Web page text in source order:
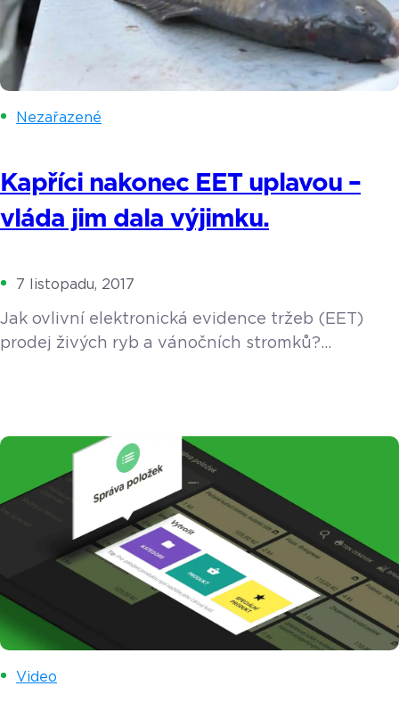
Nezařazené
Kapříci nakonec EET uplavou –
vláda jim dala výjimku.
7 listopadu, 2017
Jak ovlivní elektronická evidence tržeb (EET)
prodej živých ryb a vánočních stromků?
tato povinnost dotkne již letos a kdo si
s pořízením pokladního systému nemusí lámat
hlavu se dozvíte v tomto článku. Termín spuštění
3. a 4. vlny elektronické evidence tržeb (EET)
byl posunut. […]
Video